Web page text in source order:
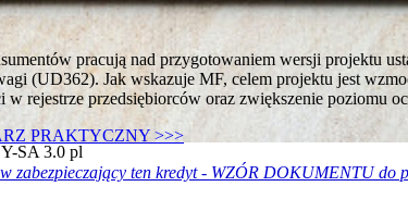
SA 3.0 pl
pracują nad przygotowaniem wersji projektu
(UD362). Jak wskazuje MF, celem projektu jest
rejestrze przedsiębiorców oraz zwiększenie poziomu
PRAKTYCZNY >>>
zabezpieczający ten kredyt - WZÓR DOKUMENTU do